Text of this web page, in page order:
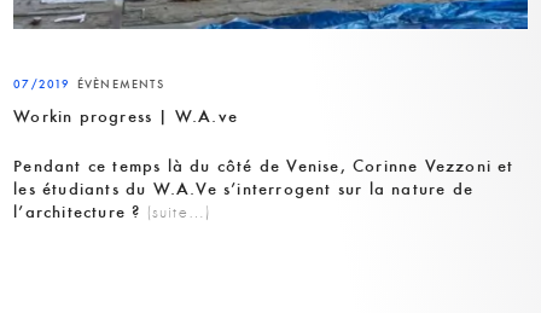
07/2019 ÉVÈNEMENTS
Workin progress | W.A.ve
Pendant ce temps là du côté de Venise, Corinne Vezzoni et
les étudiants du W.A.Ve s’interrogent sur la nature de
l’architecture ? (suite…)